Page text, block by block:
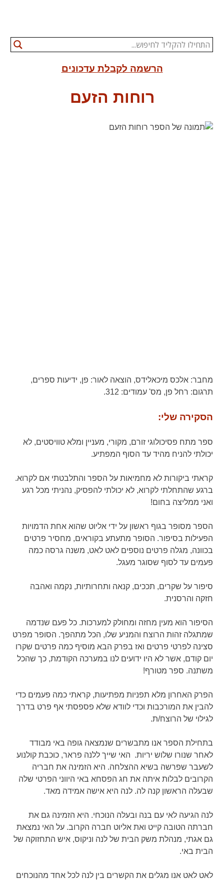
הרשמה לקבלת עדכונים
רוחות הזעם
מחבר:אלכס מיכאלידס, הוצאה לאור: פן, ידיעות ספרים,
תרגום: רחל פן, מס' עמודים:
הסקירה שלי:
ספר מתח פסיכולוגי זורם, מקורי, מעניין ומלא טוויסטים, לא
יכולתי להניח מהיד עד הסוף המפתיע.
קראתי ביקורות לא מחמיאות על הספר והתלבטתי אם לקרוא.
ברגע שהתחלתי לקרוא, לא יכולתי להפסיק, נהניתי מכל רגע
ואני ממליצה בחום!
הספר מסופר בגוף ראשון על ידי אליוט שהוא אחת הדמויות
הפעילות בסיפור. הסופר מתעתע בקוראים, מחסיר פרטים
בכוונה, מגלה פרטים נוספים לאט לאט, משנה גרסה כמה
פעמים עד לסוף שסוגר מעגל.
סיפור על שקרים, תככים, קנאה ותחרותיות, נקמה ואהבה
חזקה והרסנית.
הסיפור הוא מעין מחזה ומחולק למערכות. כל פעם שנדמה
שמתגלה זהות הרוצח והמניע שלו, הכל מתהפך. הסופר מפרט
סצינה לפרטי פרטים ואז בפרק הבא מוסיף כמה פרטים שקרו
יום קודם, אשר לא היו ידועים לנו במערכה הקודמת, כך שהכל
משתנה. ספר מטורף!
הפרק האחרון מלא תפניות מפתיעות, קראתי כמה פעמים כדי
להבין את המורכבות וכדי לוודא שלא פספסתי אף פרט בדרך
לגילוי של הרוצח/ת.
בתחילת הספר אנו מתבשרים שנמצאה גופה באי מבודד
לאחר שנורו שלוש יריות. האי שייך ללנה פראר, כוכבת קולנוע
לשעבר שפרשה בשיא ההצלחה. היא הזמינה את חבריה
הקרובים לבלות איתה את חג הפסחא באי היווני הפרטי שלה
שבעלה הראשון קנה לה. לנה היא אישה אמידה מאד.
לנה הגיעה לאי עם בנה ובעלה הנוכחי. היא הזמינה גם את
חברתה הטובה קייט ואת אליוט חברה הקרוב. על האי נמצאת
גם אגתי, מנהלת משק הבית של לנה וניקוס, איש התחזוקה של
הבית באי.
לאט לאט אנו מגלים את הקשרים בין לנה לכל אחד מהנוכחים